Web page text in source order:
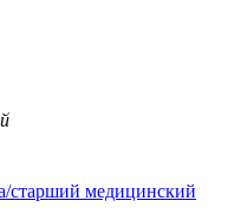
старший медицинский